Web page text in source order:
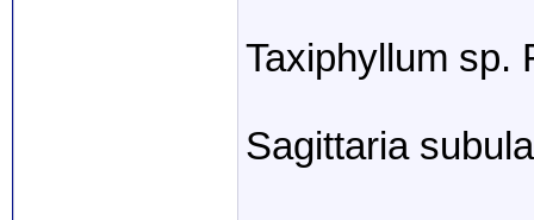
Taxiphyllum sp.
Sagittaria